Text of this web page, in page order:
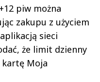
piw można
zakupu z użyciem
sieci
że limit dzienny
kartę Moja